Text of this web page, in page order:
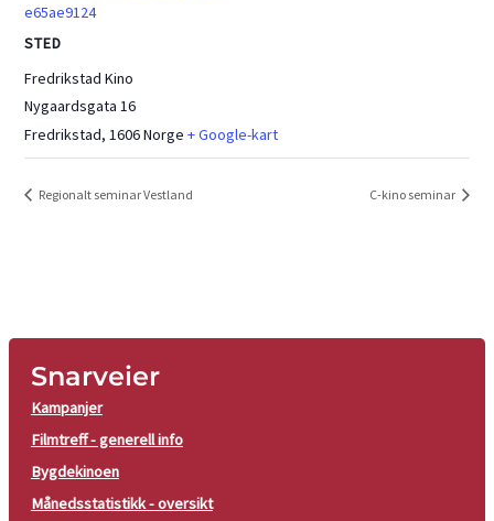
e65ae9124
STED
Fredrikstad Kino
Nygaardsgata 16
Fredrikstad, 1606Norge + Google-kart
Regionalt seminar Vestland C-kino seminar
Snarveier
Kampanjer
Filmtreff - generell info
Bygdekinoen
Månedsstatistikk - oversikt